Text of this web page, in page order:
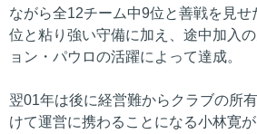
ながら全12チーム中9位と善戦を見せ
位と粘り強い守備に加え、途中加入
ョン・パウロの活躍によって達成。
翌01年は後に経営難からクラブの所
けて運営に携わることになる小林寛